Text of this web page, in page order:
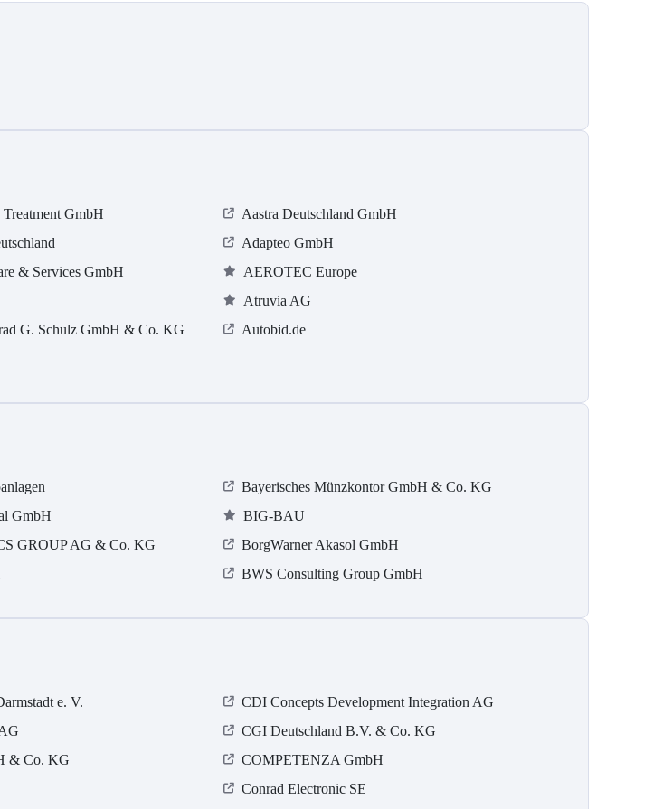
GmbH
Aastra Deutschland GmbH
Adapteo GmbH
& Services GmbH
AEROTEC Europe
Atruvia AG
G. Schulz GmbH & Co. KG
Autobid.de
Bayerisches Münzkontor GmbH & Co. KG
GmbH
BIG-BAU
GROUP AG & Co. KG
BorgWarner Akasol GmbH
BWS Consulting Group GmbH
e. V.
CDI Concepts Development Integration AG
CGI Deutschland B.V. & Co. KG
& Co. KG
COMPETENZA GmbH
Conrad Electronic SE